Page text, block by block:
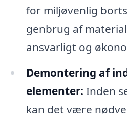
for miljøvenlig
genbrug af
ansvarligt og
Demontering af
elementer: Inden
kan det være